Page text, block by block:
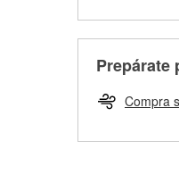
Prepárate
Compra